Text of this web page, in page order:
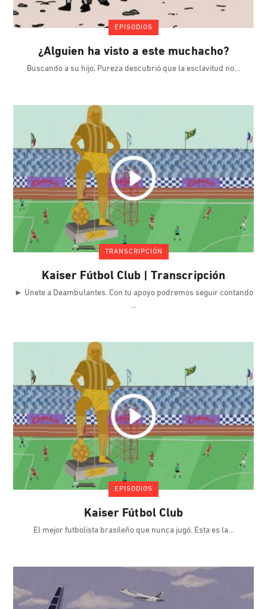
EPISODIOS
¿Alguien ha visto a este muchacho?
Buscando a su hijo, Pureza descubrió que la esclavitud no
TRANSCRIPCIÓN
Kaiser Fútbol Club | Transcripción
► Únete a Deambulantes. Con tu apoyo podremos seguir contando
EPISODIOS
Kaiser Fútbol Club
El mejor futbolista brasileño que nunca jugó. Esta es la